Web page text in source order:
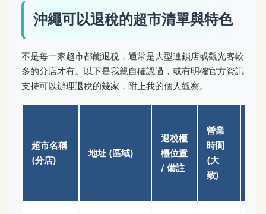
沖繩可以退稅的超市清單與特色
不是每一家超市都能退稅，通常是大型連鎖店或觀光客較
多的分店才有。以下是我親自確認過，或有明確官方資訊
支持可以辦理退稅的幾家，附上我的個人觀察。
超市名稱
(分店)
地址 (區域)
退稅櫃
檯位置
/ 備註
營業
時間
(大
致)